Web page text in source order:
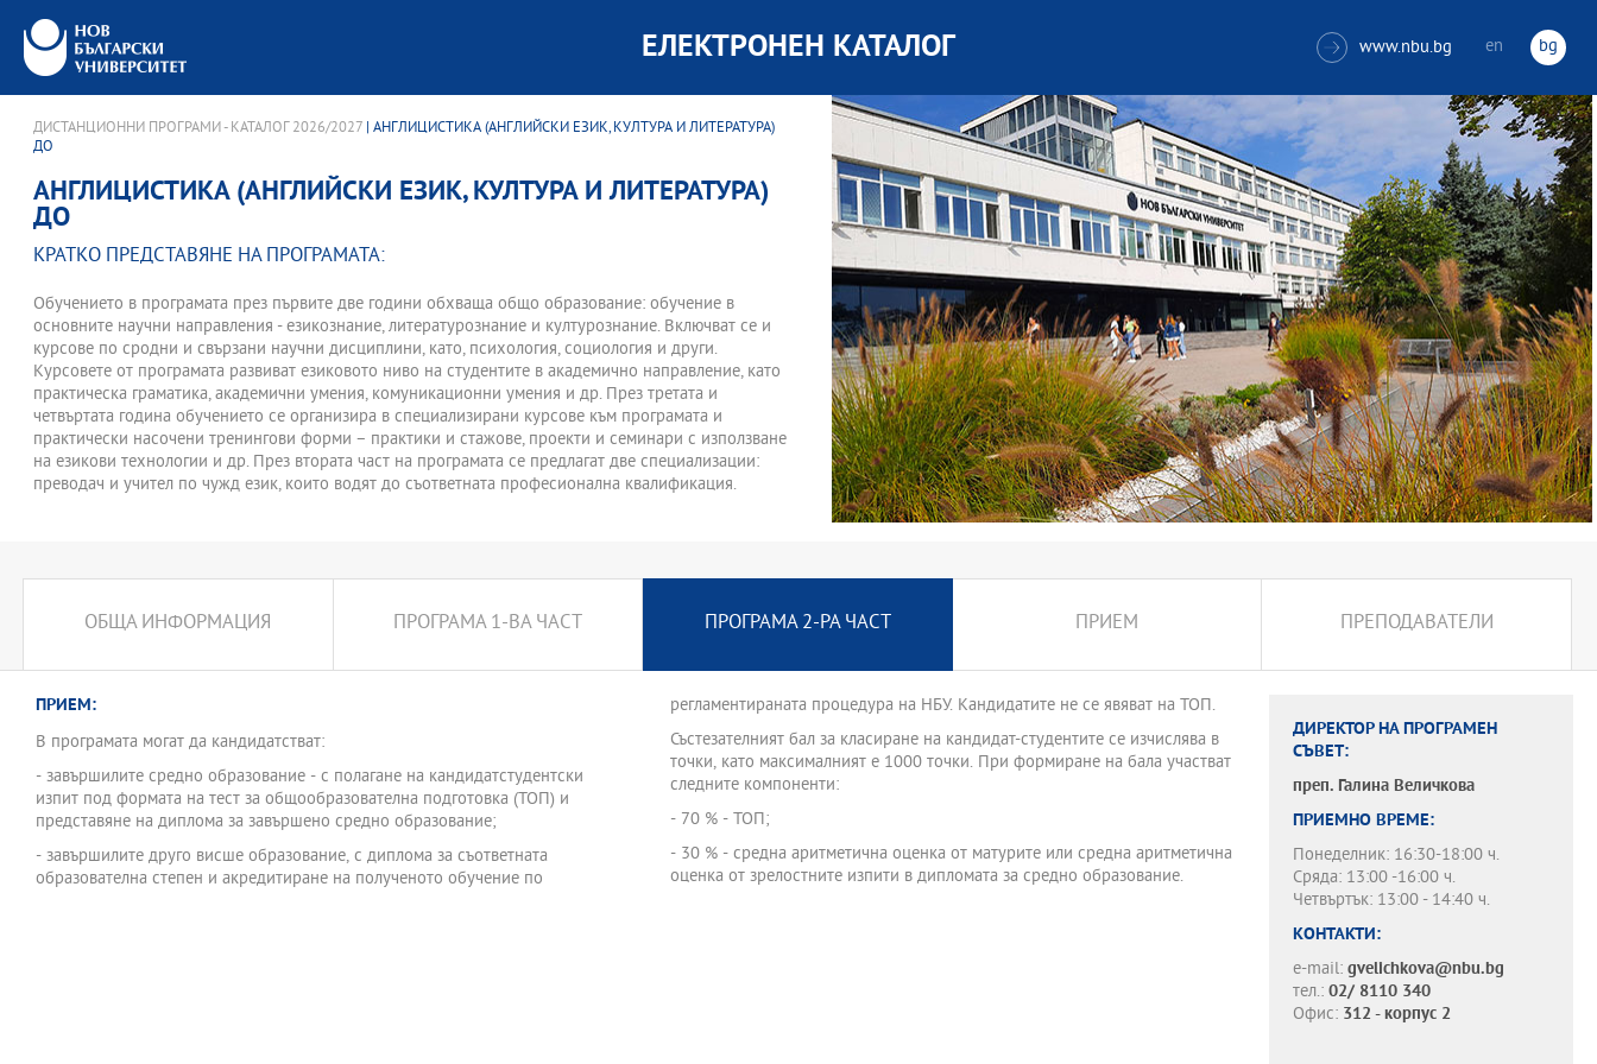
ЕЛЕКТРОНЕН КАТАЛОГ  www.nbu.bg en bg
ДИСТАНЦИОННИ ПРОГРАМИ - КАТАЛОГ 2026/2027 | АНГЛИЦИСТИКА (АНГЛИЙСКИ ЕЗИК, КУЛТУРА И ЛИТЕРАТУРА)
ДО
АНГЛИЦИСТИКА (АНГЛИЙСКИ ЕЗИК, КУЛТУРА И ЛИТЕРАТУРА)
ДО
КРАТКО ПРЕДСТАВЯНЕ НА ПРОГРАМАТА:
Обучението в програмата през първите две години обхваща общо образование: обучение в
основните научни направления - езикознание, литературознание и културознание. Включват се и
курсове по сродни и свързани научни дисциплини, като, психология, социология и други.
Курсовете от програмата развиват езиковото ниво на студентите в академично направление, като
практическа граматика, академични умения, комуникационни умения и др. През третата и
четвъртата година обучението се организира в специализирани курсове към програмата и
практически насочени тренингови форми – практики и стажове, проекти и семинари с използване
на езикови технологии и др. През втората част на програмата се предлагат две специализации:
преводач и учител по чужд език, които водят до съответната професионална квалификация.
ОБЩА ИНФОРМАЦИЯ ПРОГРАМА 1-ВА ЧАСТ ПРОГРАМА 2-РА ЧАСТ ПРИЕМ ПРЕПОДАВАТЕЛИ
ПРИЕМ:
В програмата могат да кандидатстват:
- завършилите средно образование - с полагане на кандидатстудентски
изпит под формата на тест за общообразователна подготовка (ТОП) и
представяне на диплома за завършено средно образование;
- завършилите друго висше образование, с диплома за съответната
образователна степен и акредитиране на полученото обучение по
регламентираната процедура на НБУ. Кандидатите не се явяват на ТОП.
Състезателният бал за класиране на кандидат-студентите се изчислява в
точки, като максималният е 1000 точки. При формиране на бала участват
следните компоненти:
- 70 % - ТОП;
- 30 % - средна аритметична оценка от матурите или средна аритметична
оценка от зрелостните изпити в дипломата за средно образование.
ДИРЕКТОР НА ПРОГРАМЕН
СЪВЕТ:
преп. Галина Величкова
ПРИЕМНО ВРЕМЕ:
Понеделник: 16:30-18:00 ч.
Сряда: 13:00 -16:00 ч.
Четвъртък: 13:00 - 14:40 ч.
КОНТАКТИ:
e-mail: gvelichkova@nbu.bg
тел.: 02/ 8110 340
Офис: 312 - корпус 2